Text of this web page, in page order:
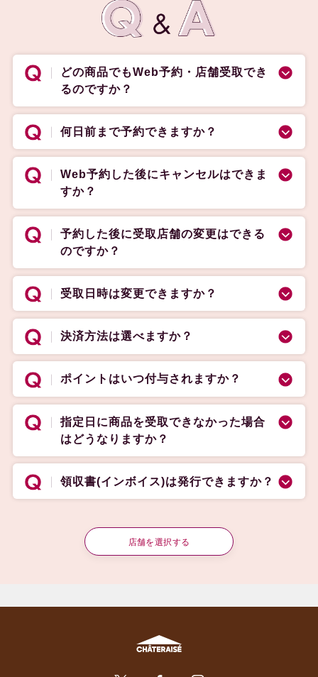
どの商品でもWeb予約・店舗受取でき
るのですか？
何日前まで予約できますか？
Web予約した後にキャンセルはできま
すか？
予約した後に受取店舗の変更はできる
のですか？
受取日時は変更できますか？
決済方法は選べますか？
ポイントはいつ付与されますか？
指定日に商品を受取できなかった場合
はどうなりますか？
領収書(インボイス)は発行できますか？
店舗を選択する